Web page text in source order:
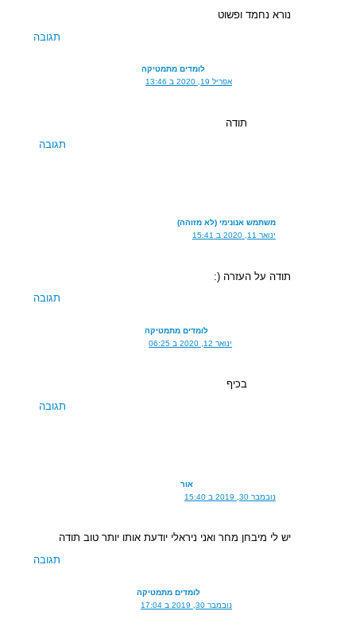
נורא נחמד ופשוט
תגובה
לומדים מתמטיקה
אפריל 19, 2020 ב 13:46
תודה
תגובה
משתמש אנונימי (לא מזוהה)
ינואר 11, 2020 ב 15:41
תודה על העזרה (:
תגובה
לומדים מתמטיקה
ינואר 12, 2020 ב 06:25
בכיף
תגובה
אור
נובמבר 30, 2019 ב 15:40
יש לי מיבחן מחר ואני ניראלי יודעת אותו יותר טוב תודה
תגובה
לומדים מתמטיקה
נובמבר 30, 2019 ב 17:04